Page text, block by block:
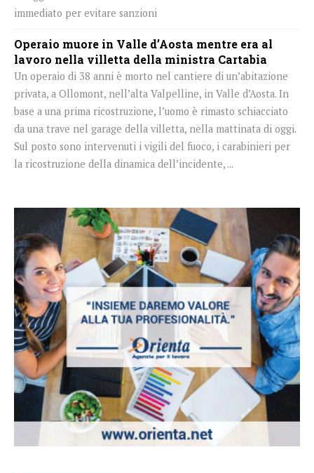
immediato per evitare sanzioni
Operaio muore in Valle d’Aosta mentre era al
lavoro nella villetta della ministra Cartabia
Un operaio di 38 anni è morto nel cantiere di un’abitazione
privata, a Ollomont, nell’alta Valpelline, in Valle d’Aosta. In
base a una prima ricostruzione, l’uomo è rimasto schiacciato
da una trave nel garage della villetta, nella mattinata di oggi.
Sul posto sono intervenuti i vigili del fuoco, i carabinieri per
la ricostruzione della dinamica dell’incidente, ...